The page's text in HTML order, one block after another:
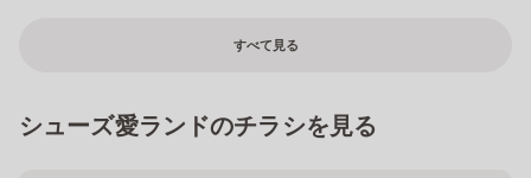
すべて見る
シューズ愛ランドのチラシを見る